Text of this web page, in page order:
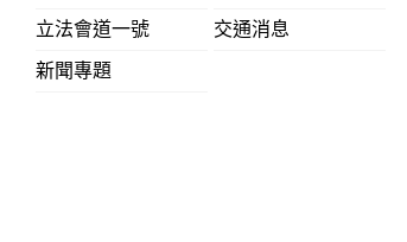
立法會道一號
交通消息
新聞專題